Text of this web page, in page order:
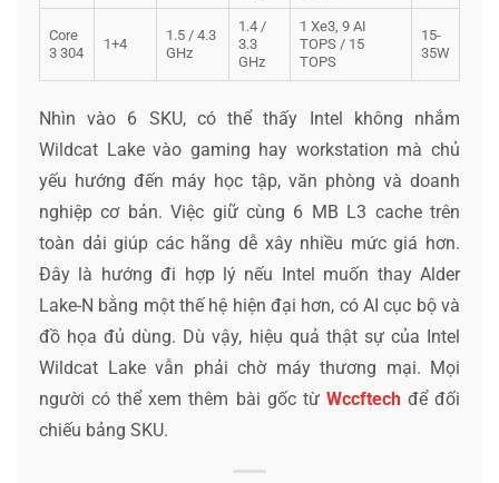
Core
3 304
1+4
1.5 / 4.3
GHz
1.4 /
3.3
GHz
1 Xe3, 9 AI
TOPS / 15
TOPS
15-
35W
Nhìn vào 6 SKU, có thể thấy Intel không nhắm
Wildcat Lake vào gaming hay workstation mà chủ
yếu hướng đến máy học tập, văn phòng và doanh
nghiệp cơ bản. Việc giữ cùng 6 MB L3 cache trên
toàn dải giúp các hãng dễ xây nhiều mức giá hơn.
Đây là hướng đi hợp lý nếu Intel muốn thay Alder
Lake-N bằng một thế hệ hiện đại hơn, có AI cục bộ và
đồ họa đủ dùng. Dù vậy, hiệu quả thật sự của Intel
Wildcat Lake vẫn phải chờ máy thương mại. Mọi
người có thể xem thêm bài gốc từ Wccftechđể đối
chiếu bảng SKU.